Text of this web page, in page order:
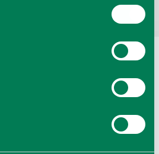
Webseite weiterhin nutzen.